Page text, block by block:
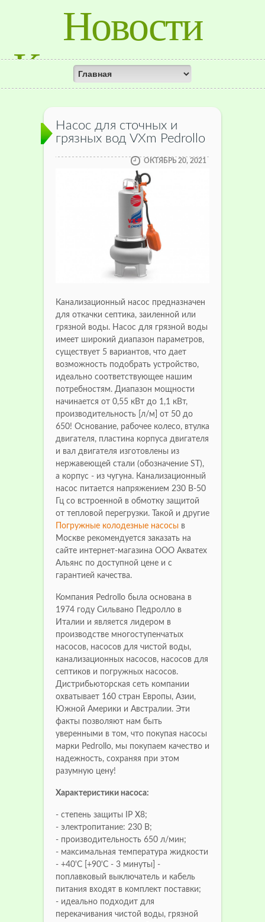
Новости
Красноярского
Края
Насос для сточных и
грязных вод VXm Pedrollo
ОКТЯБРЬ 20, 2021
Канализационный насос предназначен
для откачки септика, заиленной или
грязной воды. Насос для грязной воды
имеет широкий диапазон параметров,
существует 5 вариантов, что дает
возможность подобрать устройство,
идеально соответствующее нашим
потребностям. Диапазон мощности
начинается от 0,55 кВт до 1,1 кВт,
производительность [л/м] от 50 до
650! Основание, рабочее колесо, втулка
двигателя, пластина корпуса двигателя
и вал двигателя изготовлены из
нержавеющей стали (обозначение ST),
а корпус - из чугуна. Канализационный
насос питается напряжением 230 В-50
Гц со встроенной в обмотку защитой
от тепловой перегрузки. Такой и другие
Погружные колодезные насосы в
Москве рекомендуется заказать на
сайте интернет-магазина ООО Акватех
Альянс по доступной цене и с
гарантией качества.
Компания Pedrollo была основана в
1974 году Сильвано Педролло в
Италии и является лидером в
производстве многоступенчатых
насосов, насосов для чистой воды,
канализационных насосов, насосов для
септиков и погружных насосов.
Дистрибьюторская сеть компании
охватывает 160 стран Европы, Азии,
Южной Америки и Австралии. Эти
факты позволяют нам быть
уверенными в том, что покупая насосы
марки Pedrollo, мы покупаем качество и
надежность, сохраняя при этом
разумную цену!
Характеристики насоса:
- степень защиты IP X8;
- электропитание: 230 В;
- производительность 650 л/мин;
- максимальная температура жидкости
- +40'C [+90'C - 3 минуты] -
поплавковый выключатель и кабель
питания входят в комплект поставки;
- идеально подходит для
перекачивания чистой воды, грязной